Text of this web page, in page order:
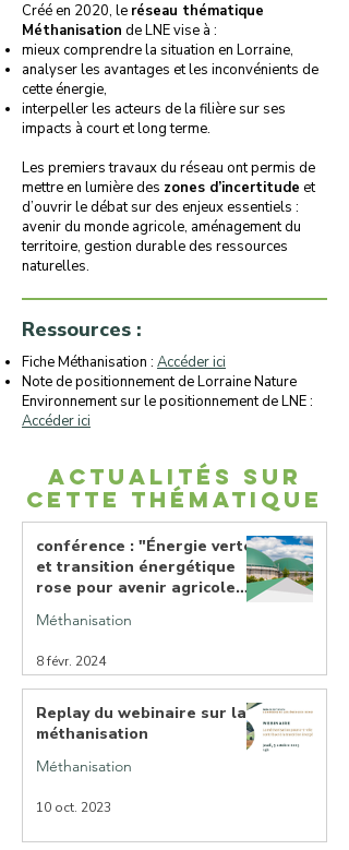
Créé en 2020, le réseau thématique
Méthanisation de LNE vise à :
mieux comprendre la situation en Lorraine,
analyser les avantages et les inconvénients de
cette énergie,
interpeller les acteurs de la filière sur ses
impacts à court et long terme.
Les premiers travaux du réseau ont permis de
mettre en lumière des zones d’incertitude et
d’ouvrir le débat sur des enjeux essentiels :
avenir du monde agricole, aménagement du
territoire, gestion durable des ressources
naturelles.
Ressources :
Fiche Méthanisation : Accéder ici
Note de positionnement de Lorraine Nature
Environnement sur le positionnement de LNE :
Accéder ici
ACTUALITÉS SUR
CETTE THÉMATIQUE
conférence : "Énergie verte
et transition énergétique
rose pour avenir agricole
reluisant : la méthanisation
manque t-elle de sobriété
Méthanisation
8 févr. 2024
Replay du webinaire sur la
méthanisation
Méthanisation
10 oct. 2023